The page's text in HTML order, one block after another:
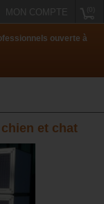
MON COMPTE
ouverte à
chien et chat